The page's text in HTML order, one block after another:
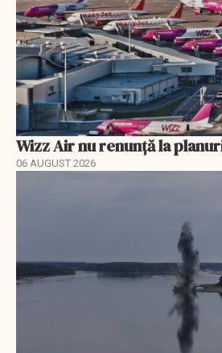
Wizz Air nu renunță la
06 AUGUST 2026